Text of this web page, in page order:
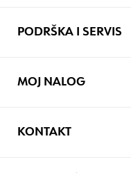
PODRŠKA I SERVIS
MOJ NALOG
KONTAKT